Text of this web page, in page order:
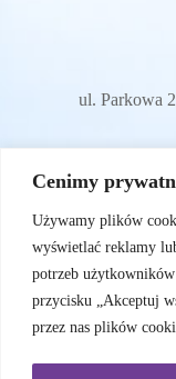
Cenimy
Używamy plików
wyświetlać reklamy
potrzeb
przycisku „Akceptuj
przez nas plików
ul. Parkowa